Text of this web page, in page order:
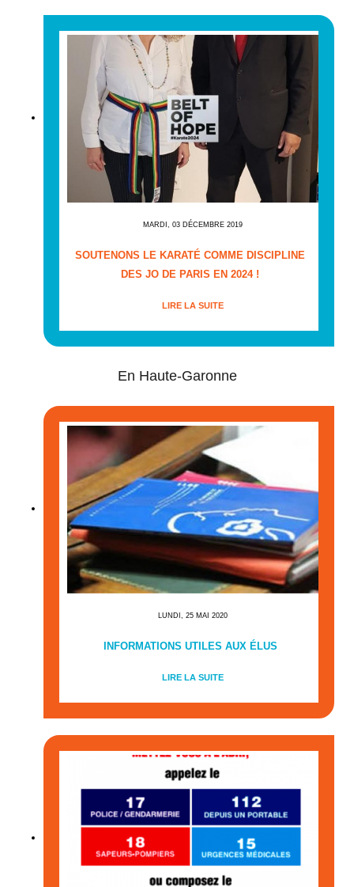
MARDI, 03 DÉCEMBRE 2019
SOUTENONS LE KARATÉ COMME DISCIPLINE
DES JO DE PARIS EN 2024 !
LIRE LA SUITE
En Haute-Garonne
LUNDI, 25 MAI 2020
INFORMATIONS UTILES AUX ÉLUS
LIRE LA SUITE